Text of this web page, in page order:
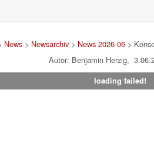
News> Newsarchiv> News 2026-06>
Autor: Benjamin Herzig,
loading failed!